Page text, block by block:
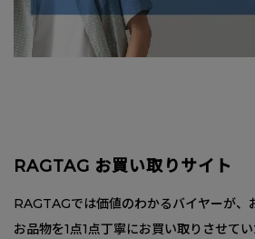
RAGTAG お買い取りサイト
RAGTAGでは価値のわかるバイヤーが、
お品物を1点1点丁寧にお買い取りさせてい